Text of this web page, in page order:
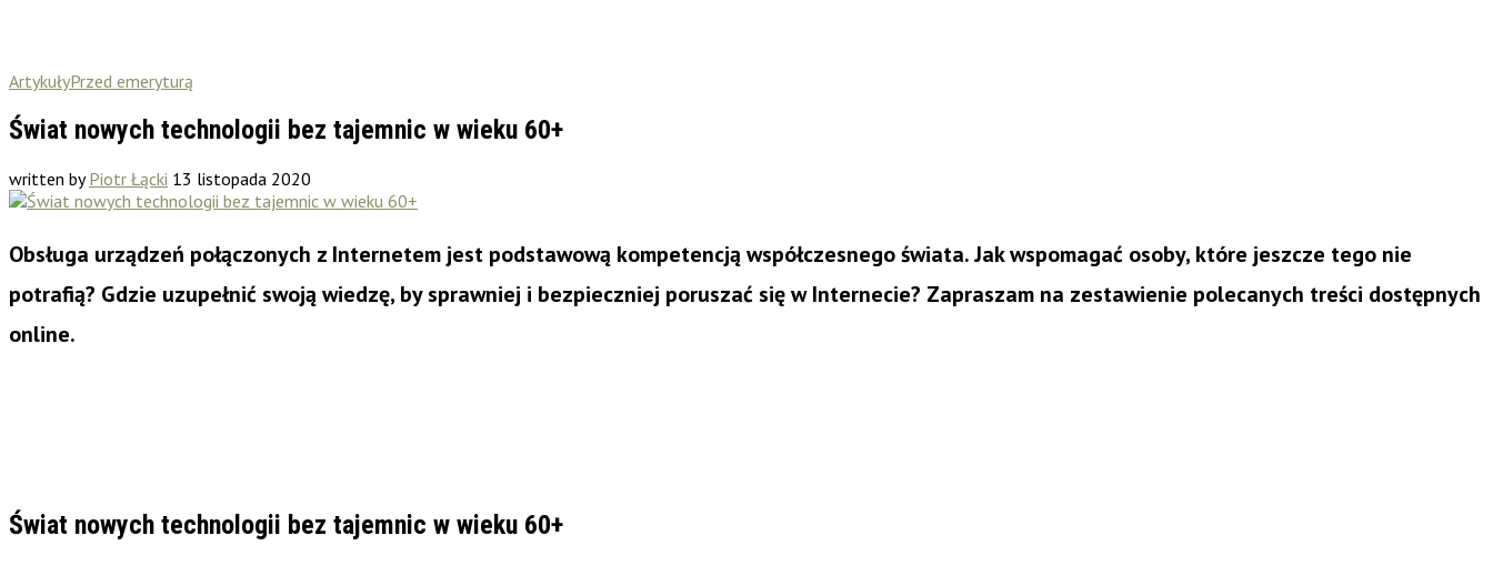
ArtykułyPrzed emeryturą
Świat nowych technologii bez tajemnic w wieku 60+
written byPiotr Łącki 13 listopada 2020
Obsługa urządzeń połączonych z Internetem jest podstawową kompetencją współczesnego świata. Jak wspomagać osoby, które jeszcze tego nie
potrafią? Gdzie uzupełnić swoją wiedzę, by sprawniej i bezpieczniej poruszać się w Internecie? Zapraszam na zestawienie polecanych treści dostępnych
online.
Świat nowych technologii bez tajemnic w wieku 60+